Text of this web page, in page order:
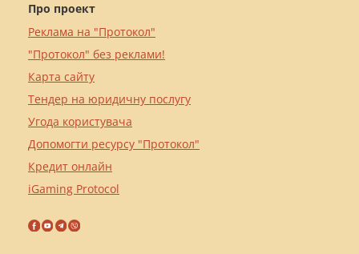
Про проект
Реклама на "Протокол"
"Протокол" без реклами!
Карта сайту
Тендер на юридичну послугу
Угода користувача
Допомогти ресурсу "Протокол"
Кредит онлайн
iGaming Protocol